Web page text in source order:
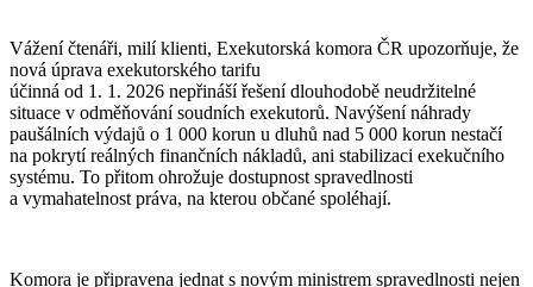
Vážení čtenáři, milí klienti, Exekutorská komora ČR upozorňuje, že
nová úprava exekutorského tarifu
účinná od 1. 1. 2026 nepřináší řešení dlouhodobě neudržitelné
situace v odměňování soudních exekutorů. Navýšení náhrady
paušálních výdajů o 1 000 korun u dluhů nad 5 000 korun nestačí
na pokrytí reálných finančních nákladů, ani stabilizaci exekučního
systému. To přitom ohrožuje dostupnost spravedlnosti
a vymahatelnost práva, na kterou občané spoléhají.
Komora je připravena jednat s novým ministrem spravedlnosti nejen